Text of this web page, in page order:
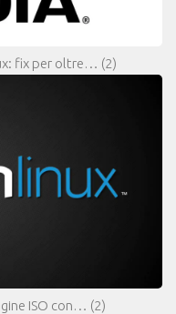
fix per oltre… (2)
ISO con… (2)